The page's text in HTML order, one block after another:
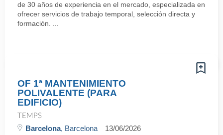
de 30 años de experiencia en el mercado, especializada en
ofrecer servicios de trabajo temporal, selección directa y
formación. ...
OF 1ª MANTENIMIENTO
POLIVALENTE (PARA
EDIFICIO)
TEMPS
Barcelona, Barcelona 13/06/2026